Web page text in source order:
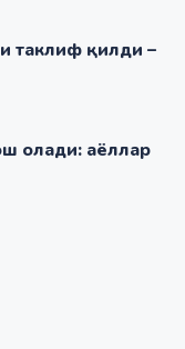
таклиф қилди –
олади: аёллар